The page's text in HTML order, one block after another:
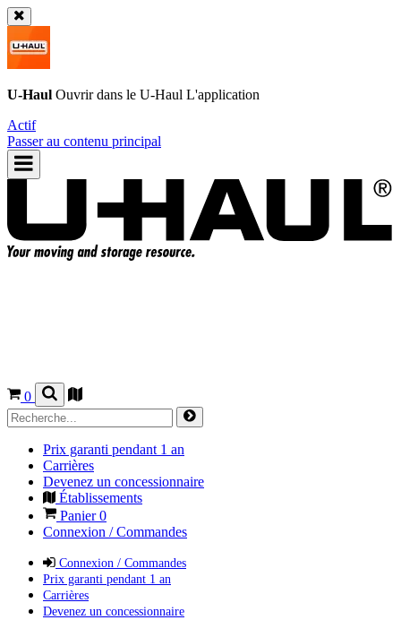
U-Haul Ouvrir dans le U-Haul L'application
Actif
Passer au contenu principal
0
Prix garanti pendant 1 an
Carrières
Devenez un concessionnaire
Établissements
Panier0
Connexion / Commandes
Connexion / Commandes
Prix garanti pendant 1 an
Carrières
Devenez un concessionnaire